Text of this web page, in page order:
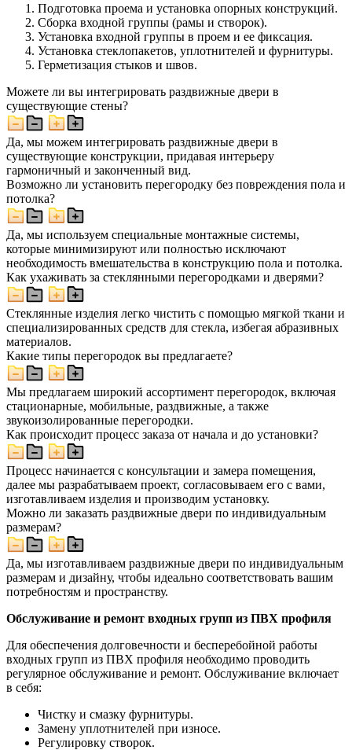
Подготовка проема и установка опорных конструкций.
Сборка входной группы (рамы и створок).
Установка входной группы в проем и ее фиксация.
Установка стеклопакетов, уплотнителей и фурнитуры.
Герметизация стыков и швов.
Можете ли вы интегрировать раздвижные двери в
существующие стены?
Да, мы можем интегрировать раздвижные двери в
существующие конструкции, придавая интерьеру
гармоничный и законченный вид.
Возможно ли установить перегородку без повреждения пола и
потолка?
Да, мы используем специальные монтажные системы,
которые минимизируют или полностью исключают
необходимость вмешательства в конструкцию пола и потолка.
Как ухаживать за стеклянными перегородками и дверями?
Стеклянные изделия легко чистить с помощью мягкой ткани и
специализированных средств для стекла, избегая абразивных
материалов.
Какие типы перегородок вы предлагаете?
Мы предлагаем широкий ассортимент перегородок, включая
стационарные, мобильные, раздвижные, а также
звукоизолированные перегородки.
Как происходит процесс заказа от начала и до установки?
Процесс начинается с консультации и замера помещения,
далее мы разрабатываем проект, согласовываем его с вами,
изготавливаем изделия и производим установку.
Можно ли заказать раздвижные двери по индивидуальным
размерам?
Да, мы изготавливаем раздвижные двери по индивидуальным
размерам и дизайну, чтобы идеально соответствовать вашим
потребностям и пространству.
Обслуживание и ремонт входных групп из ПВХ профиля
Для обеспечения долговечности и бесперебойной работы
входных групп из ПВХ профиля необходимо проводить
регулярное обслуживание и ремонт. Обслуживание включает
в себя:
Чистку и смазку фурнитуры.
Замену уплотнителей при износе.
Регулировку створок.